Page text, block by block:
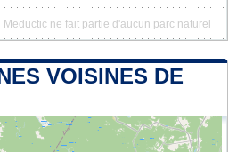
Meductic ne fait partie d'aucun parc naturel
VOISINES DE